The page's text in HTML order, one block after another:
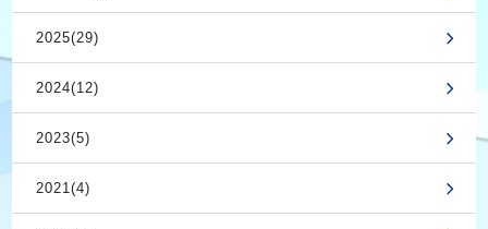
2025(29)
2024(12)
2023(5)
2021(4)